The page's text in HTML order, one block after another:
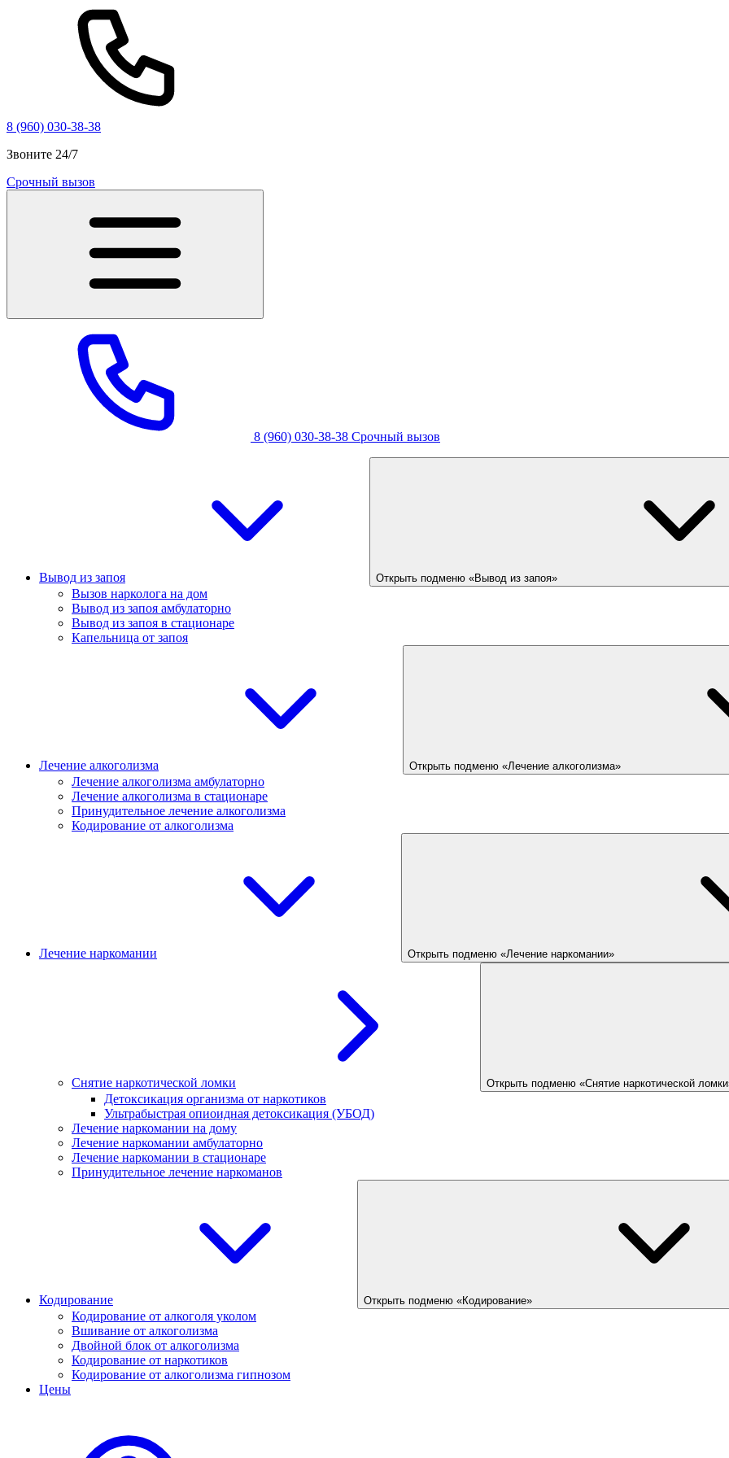
8 (960) 030-38-38
Звоните 24/7
Срочный вызов
8 (960) 030-38-38 Срочный вызов
Вывод из запоя Открыть подменю «Вывод из запоя»
Вызов нарколога на дом
Вывод из запоя амбулаторно
Вывод из запоя в стационаре
Капельница от запоя
Лечение алкоголизма Открыть подменю «Лечение алкоголизма»
Лечение алкоголизма амбулаторно
Лечение алкоголизма в стационаре
Принудительное лечение алкоголизма
Кодирование от алкоголизма
Лечение наркомании Открыть подменю «Лечение наркомании»
Снятие наркотической ломки Открыть подменю «Снятие наркотической
Детоксикация организма от наркотиков
Ультрабыстрая опиоидная детоксикация (УБОД)
Лечение наркомании на дому
Лечение наркомании амбулаторно
Лечение наркомании в стационаре
Принудительное лечение наркоманов
Кодирование Открыть подменю «Кодирование»
Кодирование от алкоголя уколом
Вшивание от алкоголизма
Двойной блок от алкоголизма
Кодирование от наркотиков
Кодирование от алкоголизма гипнозом
Цены